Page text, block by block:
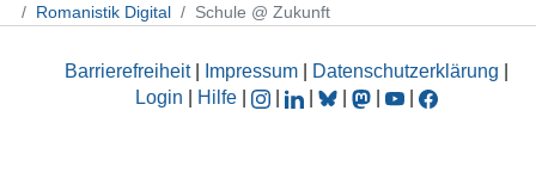
Romanistik Digital
Schule @ Zukunft
Barrierefreiheit| Impressum Datenschutzerklärung
Login
Hilfe